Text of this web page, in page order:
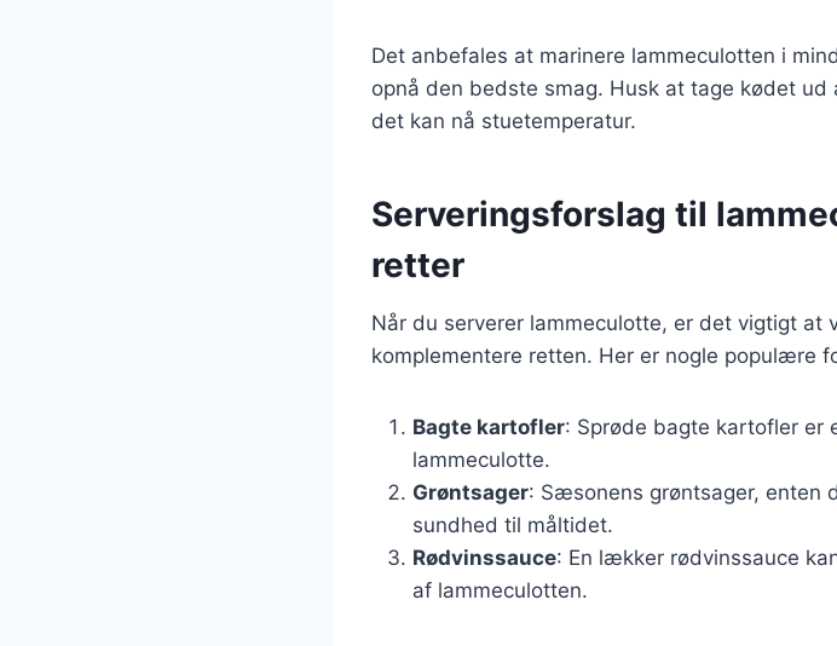
Det anbefales at marinere lammeculotten i
opnå den bedste smag. Husk at tage kødet
det kan nå stuetemperatur.
Serveringsforslag til
retter
Når du serverer lammeculotte, er det vigtigt
komplementere retten. Her er nogle populære
Bagte kartofler: Sprøde bagte kartofler er
lammeculotte.
Grøntsager: Sæsonens grøntsager, enten
sundhed til måltidet.
Rødvinssauce: En lækker rødvinssauce
af lammeculotten.